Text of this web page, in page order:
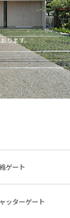
ります。
ゲート
ッターゲート